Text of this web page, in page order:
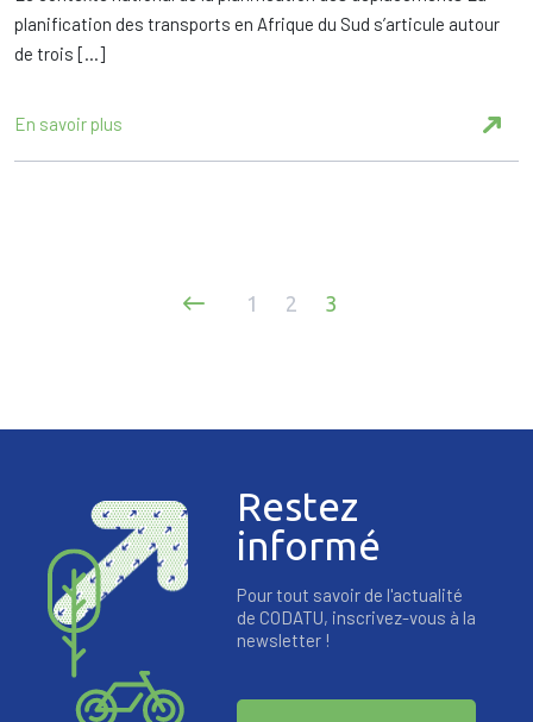
planification des transports en Afrique du Sud s’articule autour
de trois […]
En savoir plus
Pagination
1 2 3
Restez
informé
Pour tout savoir de l'actualité
de CODATU, inscrivez-vous à la
newsletter !